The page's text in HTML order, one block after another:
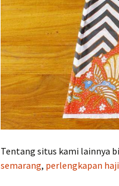
Tentang situs kami lainnya
semarang, perlengkapan haji